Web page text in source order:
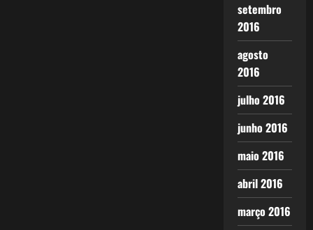
setembro
2016
agosto
2016
julho 2016
junho 2016
maio 2016
abril 2016
março 2016